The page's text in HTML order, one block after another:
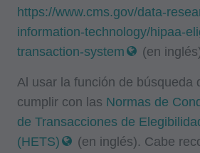
https://www.cms.gov/data-
information-technology/hipaa-
transaction-system
(en
Al usar la función de búsqueda
cumplir con las Normas de
de Transacciones de
(HETS)
(en inglés). Cabe